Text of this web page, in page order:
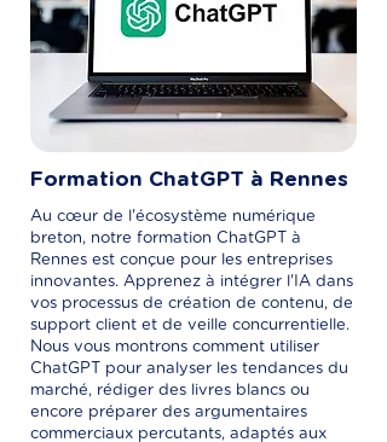
Formation ChatGPT à Rennes
Au cœur de l'écosystème numérique
breton, notre formation ChatGPT à
Rennes est conçue pour les entreprises
innovantes. Apprenez à intégrer l'IA dans
vos processus de création de contenu, de
support client et de veille concurrentielle.
Nous vous montrons comment utiliser
ChatGPT pour analyser les tendances du
marché, rédiger des livres blancs ou
encore préparer des argumentaires
commerciaux percutants, adaptés aux